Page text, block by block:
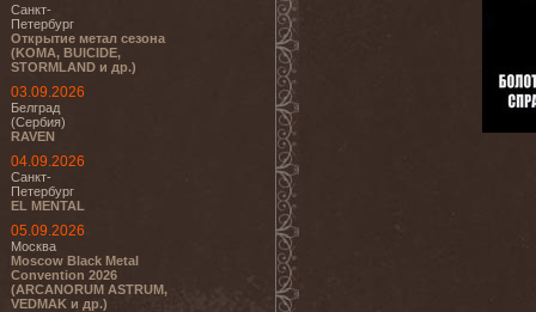
Санкт-
Петербург
Открытие метал сезона
(KOMA, BUICIDE,
STORMLAND и др.)
03.09.2026
Белград
(Сербия)
RAVEN
04.09.2026
Санкт-
Петербург
EL MENTAL
05.09.2026
Москва
Moscow Black Metal
Convention 2026
(ARCANORUM ASTRUM,
VEDMAK и др.)